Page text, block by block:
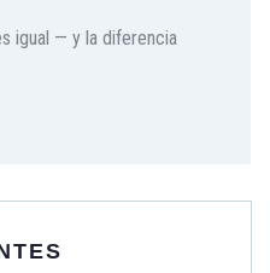
igual — y la diferencia